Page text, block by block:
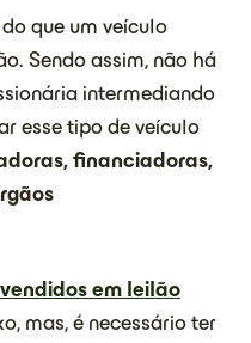
que um veículo
Sendo assim, não há
intermediando
esse tipo de veículo
financiadoras,
vendidos em leilão
mas, é necessário ter